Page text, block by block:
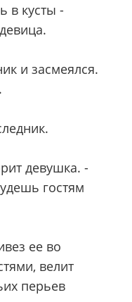
в кусты -
и засмеялся.
девушка. -
гостям
ее во
велит
перьев